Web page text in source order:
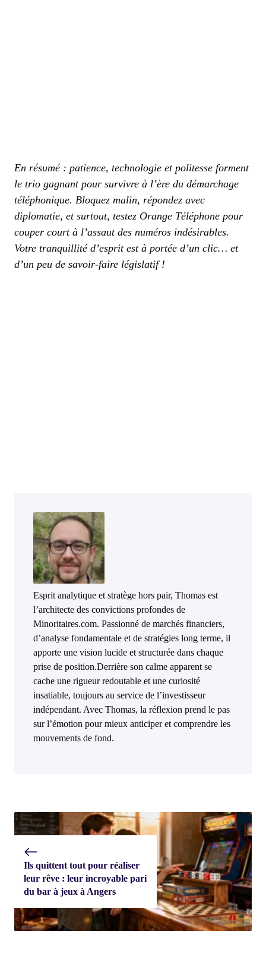
En résumé : patience, technologie et politesse forment
le trio gagnant pour survivre à l’ère du démarchage
téléphonique. Bloquez malin, répondez avec
diplomatie, et surtout, testez Orange Téléphone pour
couper court à l’assaut des numéros indésirables.
Votre tranquillité d’esprit est à portée d’un clic… et
d’un peu de savoir-faire législatif !
Esprit analytique et stratège hors pair, Thomas est
l’architecte des convictions profondes de
Minoritaires.com. Passionné de marchés financiers,
d’analyse fondamentale et de stratégies long terme, il
apporte une vision lucide et structurée dans chaque
prise de position.Derrière son calme apparent se
cache une rigueur redoutable et une curiosité
insatiable, toujours au service de l’investisseur
indépendant. Avec Thomas, la réflexion prend le pas
sur l’émotion pour mieux anticiper et comprendre les
mouvements de fond.
Ils quittent tout pour réaliser
leur rêve : leur incroyable pari
du bar à jeux à Angers